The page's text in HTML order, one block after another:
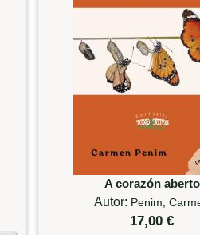
A corazón aberto
Autor: Penim,
17,00 €